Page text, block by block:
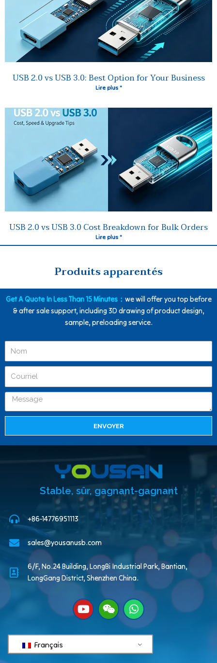
USB 2.0 vs USB 3.0: Best Option for Your Business
Lire plus "
USB 2.0 vs USB 3.0 Cost Breakdown for Bulk Orders
Lire plus "
Produits apparentés
Get A Quote In Less Than 15 Minutes： we will offer you top before
& after sale support, including 3D drawing of product design,
sample, preloading service.
ENVOYER
Stable, sûr, gagnant-gagnant
+86-14776951113
sales@yousanusb.com
6/F, No.24 Building, LongBi Industrial Park, Bantian,
LongGang District, Shenzhen China.
Français